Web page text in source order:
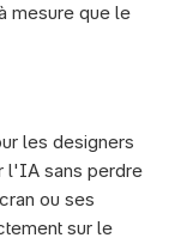
mesure que le
les designers
l'IA sans perdre
ou ses
sur le